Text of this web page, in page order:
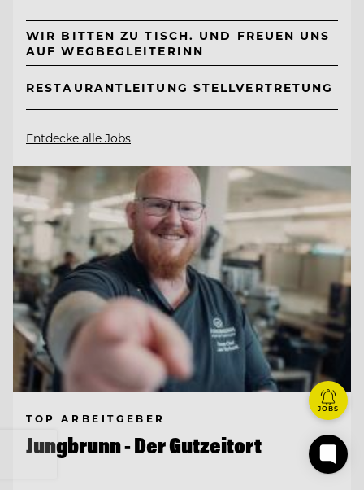
WIR BITTEN ZU TISCH. UND FREUEN UNS
AUF WEGBEGLEITERINN
RESTAURANTLEITUNG STELLVERTRETUNG
Entdecke alle Jobs
TOP ARBEITGEBER
Jungbrunn - Der Gutzeitort
JOBS